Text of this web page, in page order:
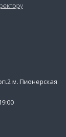
м. Пионерская